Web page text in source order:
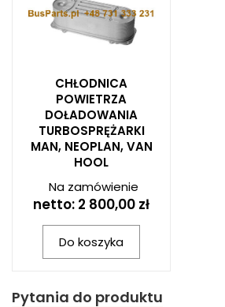
CHŁODNICA
POWIETRZA
DOŁADOWANIA
TURBOSPRĘŻARKI
MAN, NEOPLAN, VAN
HOOL
Na zamówienie
netto: 2 800,00 zł
Do koszyka
Pytania do produktu